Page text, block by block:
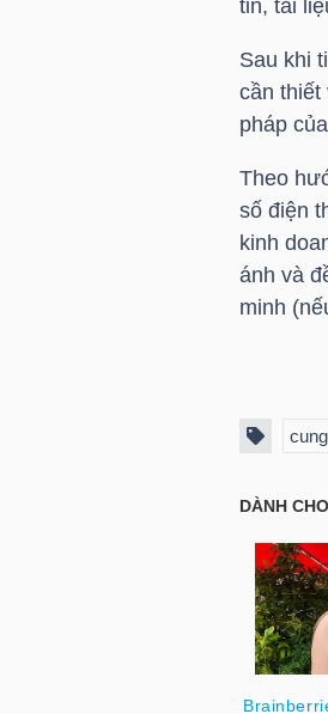
tin, tài
Sau khi
cần thiết
pháp
Theo
số điện
kinh
ánh và
minh